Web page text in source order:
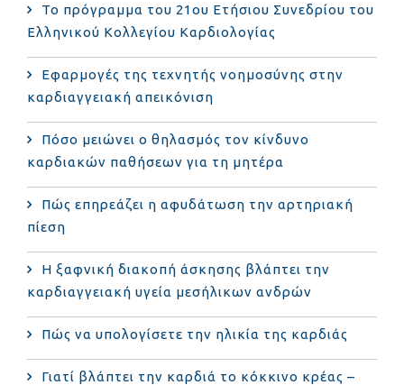
Το πρόγραμμα του 21ου Ετήσιου Συνεδρίου του
Ελληνικού Κολλεγίου Καρδιολογίας
Εφαρμογές της τεχνητής νοημοσύνης στην
καρδιαγγειακή απεικόνιση
Πόσο μειώνει ο θηλασμός τον κίνδυνο
καρδιακών παθήσεων για τη μητέρα
Πώς επηρεάζει η αφυδάτωση την αρτηριακή
πίεση
Η ξαφνική διακοπή άσκησης βλάπτει την
καρδιαγγειακή υγεία μεσήλικων ανδρών
Πώς να υπολογίσετε την ηλικία της καρδιάς
Γιατί βλάπτει την καρδιά το κόκκινο κρέας –